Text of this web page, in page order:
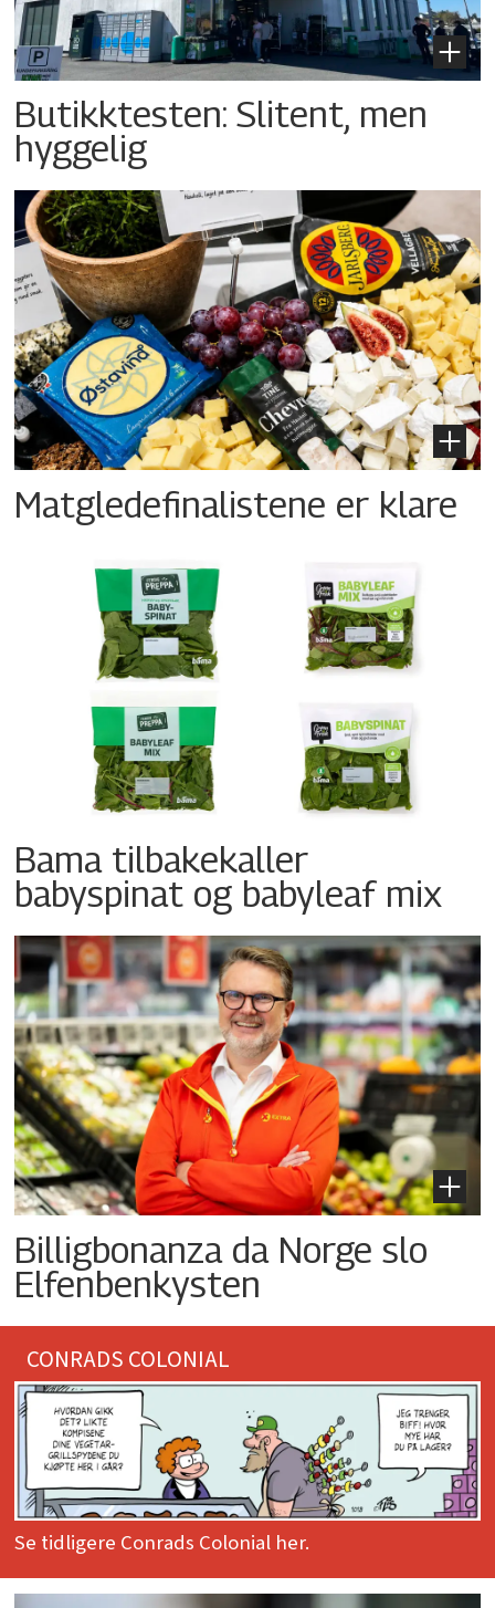
Butikktesten: Slitent, men
hyggelig
Matgledefinalistene er klare
Bama tilbakekaller
babyspinat og babyleaf mix
Billigbonanza da Norge slo
Elfenbenkysten
CONRADS COLONIAL
Se tidligere Conrads Colonial her.